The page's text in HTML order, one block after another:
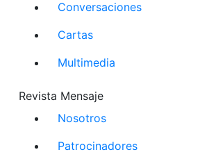
Conversaciones
Cartas
Multimedia
Revista Mensaje
Nosotros
Patrocinadores